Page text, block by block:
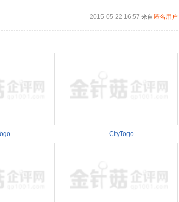
2015-05-22 16:57 来自 匿名用户
CityTogo